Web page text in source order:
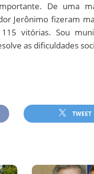
De uma
Jerônimo fizeram
vitórias. Sou
as dificuldades
TWEET